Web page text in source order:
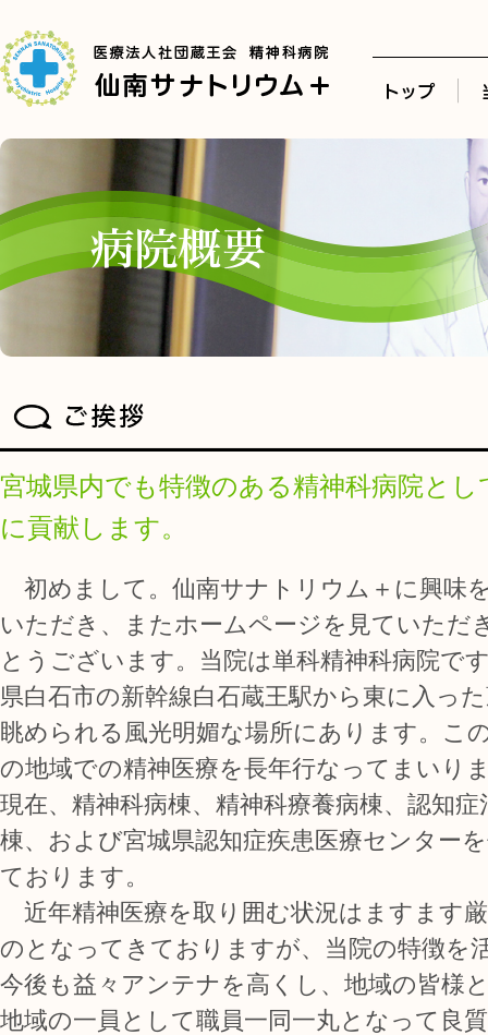
宮城県内でも特徴のある精神科病院とし
に貢献します。
初めまして。仙南サナトリウム＋に興味
いただき、またホームページを見ていただ
とうございます。当院は単科精神科病院で
県白石市の新幹線白石蔵王駅から東に入っ
眺められる風光明媚な場所にあります。こ
の地域での精神医療を長年行なってまいり
現在、精神科病棟、精神科療養病棟、認知症
棟、および宮城県認知症疾患医療センター
ております。
近年精神医療を取り囲む状況はますます
のとなってきておりますが、当院の特徴を
今後も益々アンテナを高くし、地域の皆様
地域の一員として職員一同一丸となって良